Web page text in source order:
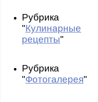
Рубрика
"Кулинарные
рецепты"
Рубрика
"Фотогалерея"